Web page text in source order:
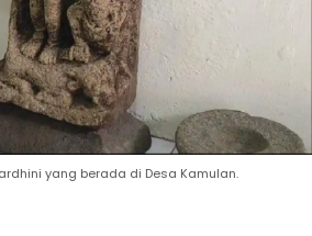
yang berada di Desa Kamulan.